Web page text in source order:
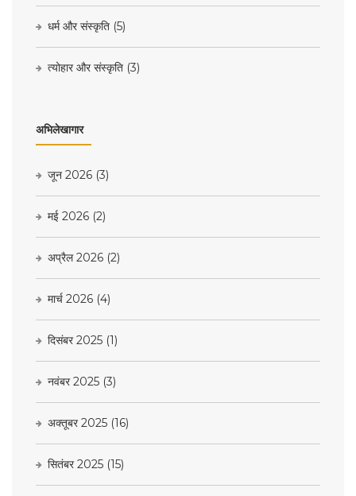
धर्म और संस्कृति (5)
त्योहार और संस्कृति (3)
अभिलेखागार
जून 2026 (3)
मई 2026 (2)
अप्रैल 2026 (2)
मार्च 2026 (4)
दिसंबर 2025 (1)
नवंबर 2025 (3)
अक्तूबर 2025 (16)
सितंबर 2025 (15)